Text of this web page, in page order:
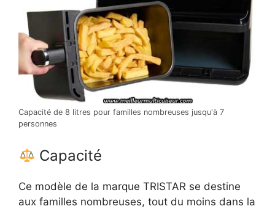
Capacité de 8 litres pour familles nombreuses jusqu'à 7
personnes
Capacité
Ce modèle de la marque TRISTAR se destine
aux familles nombreuses, tout du moins dans la